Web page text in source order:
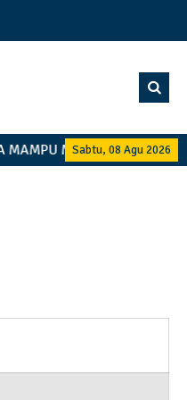
Sabtu, 08 Agu 2026
MAMPU MANDIRI